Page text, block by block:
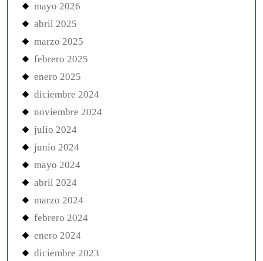
mayo 2026
abril 2025
marzo 2025
febrero 2025
enero 2025
diciembre 2024
noviembre 2024
julio 2024
junio 2024
mayo 2024
abril 2024
marzo 2024
febrero 2024
enero 2024
diciembre 2023